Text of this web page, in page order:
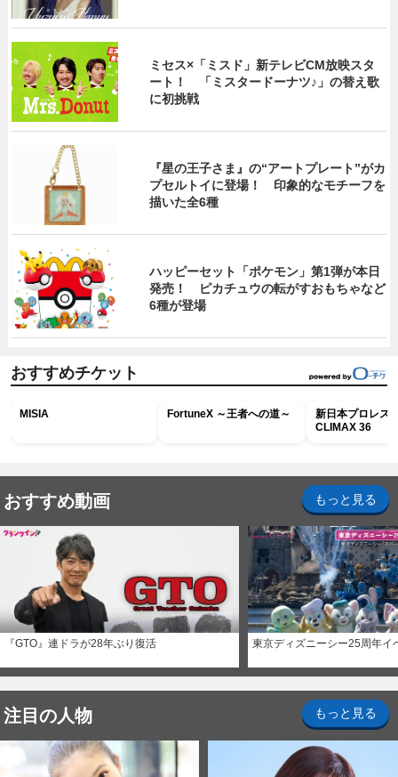
ミセス×「ミスド」新テレビCM放映スタ
ート！ 「ミスタードーナツ♪」の替え歌
に初挑戦
『星の王子さま』の“アートプレート”がカ
プセルトイに登場！ 印象的なモチーフを
描いた全6種
ハッピーセット「ポケモン」第1弾が本日
発売！ ピカチュウの転がすおもちゃなど
6種が登場
おすすめチケット
MISIA FortuneX ～王者への道～
新日本プロレス
CLIMAX 36
おすすめ動画 もっと見る
『GTO』連ドラが28年ぶり復活 東京ディズニーシー25周年イ
注目の人物 もっと見る